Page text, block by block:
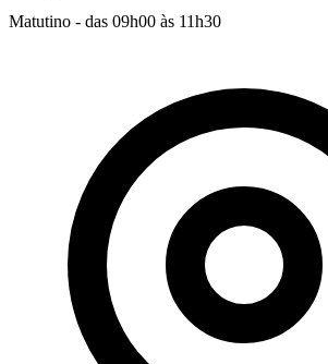
Matutino - das 09h00 às 11h30